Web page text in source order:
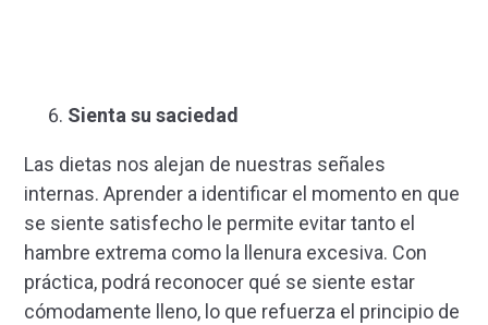
Sienta su saciedad
Las dietas nos alejan de nuestras señales
internas. Aprender a identificar el momento en que
se siente satisfecho le permite evitar tanto el
hambre extrema como la llenura excesiva. Con
práctica, podrá reconocer qué se siente estar
cómodamente lleno, lo que refuerza el principio de